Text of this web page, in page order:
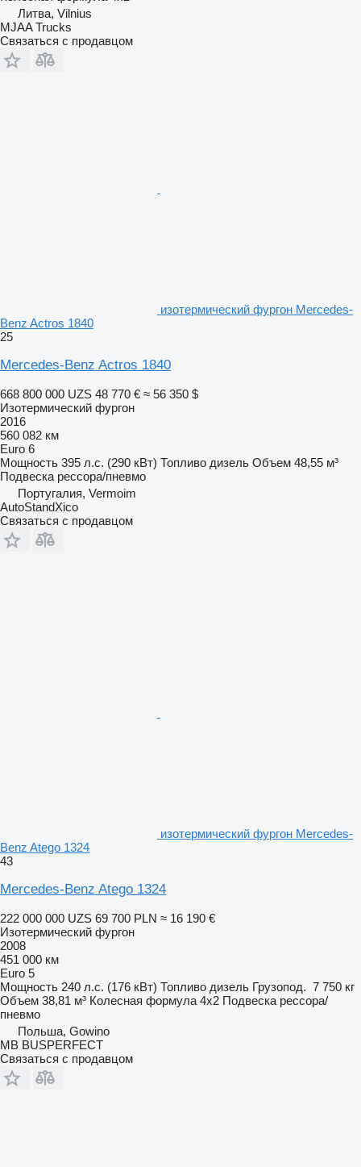
Литва, Vilnius
MJAA Trucks
Связаться с продавцом
изотермический фургон Mercedes-
Benz Actros 1840
25
Mercedes-Benz Actros 1840
668 800 000 UZS 48 770 € ≈ 56 350 $
Изотермический фургон
2016
560 082 км
Euro 6
Мощность 395 л.с. (290 кВт) Топливо дизель Объем 48,55 м³
Подвеска рессора/пневмо
Португалия, Vermoim
AutoStandXico
Связаться с продавцом
изотермический фургон Mercedes-
Benz Atego 1324
43
Mercedes-Benz Atego 1324
222 000 000 UZS 69 700 PLN ≈ 16 190 €
Изотермический фургон
2008
451 000 км
Euro 5
Мощность 240 л.с. (176 кВт) Топливо дизель Грузопод. 7 750 кг
Объем 38,81 м³ Колесная формула 4x2 Подвеска рессора/
пневмо
Польша, Gowino
MB BUSPERFECT
Связаться с продавцом